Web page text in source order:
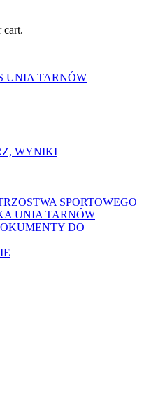
cart.
UNIA TARNÓW
WYNIKI
SPORTOWEGO
UNIA TARNÓW
DO